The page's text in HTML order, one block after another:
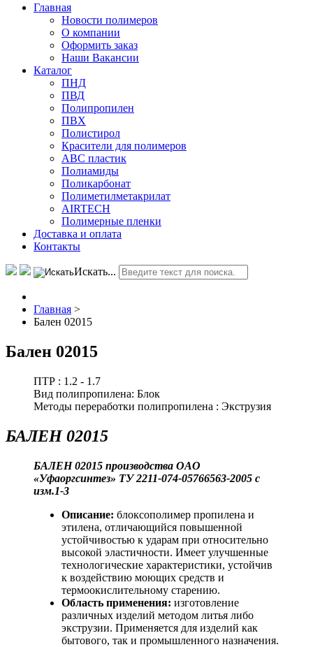
Главная
Новости полимеров
О компании
Оформить заказ
Наши Вакансии
Каталог
ПНД
ПВД
Полипропилен
ПВХ
Полистирол
Красители для полимеров
АВС пластик
Полиамиды
Поликарбонат
Полиметилметакрилат
AIRTECH
Полимерные пленки
Доставка и оплата
Контакты
Искать...
Главная >
Бален 02015
Бален 02015
ПТР : 1.2 - 1.7
Вид полипропилена: Блок
Методы переработки полипропилена : Экструзия
БАЛЕН 02015
БАЛЕН 02015 производства ОAО
«Уфаоргсинтез» ТУ 2211-074-05766563-2005 с
изм.1-3
Описание: блоксополимер пропилена и
этилена, отличающийся повышенной
устойчивостью к ударам при относительно
высокой эластичности. Имеет улучшенные
технологические характеристики, устойчив
к воздействию моющих средств и
термоокислительному старению.
Область применения: изготовление
различных изделий методом литья либо
экструзии. Применяется для изделий как
бытового, так и промышленного назначения.